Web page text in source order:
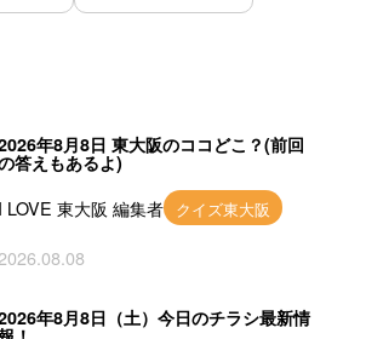
年8月8日 東大阪のココどこ？(前回
答えもあるよ)
LOVE 東大阪 編集者 クイズ東大阪
年8月8日（土）今日のチラシ最新情